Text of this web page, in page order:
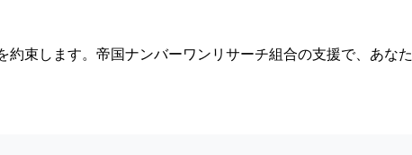
束します。帝国ナンバーワンリサーチ組合の支援で、あなた